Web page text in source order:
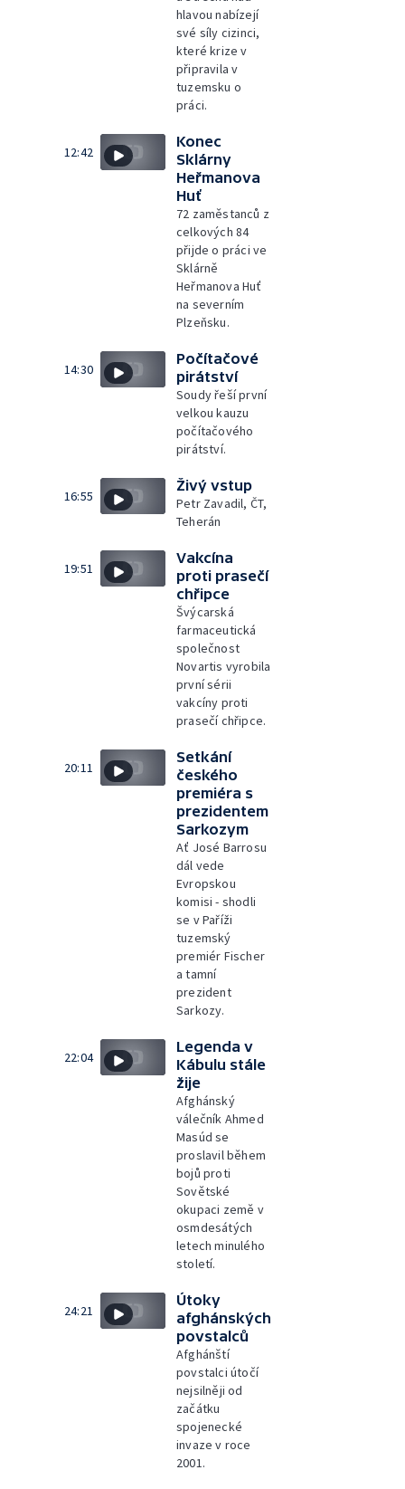
hlavou nabízejí
své síly cizinci,
které krize v
připravila v
tuzemsku o
práci.
12:42
Konec
Sklárny
Heřmanova
Huť
72 zaměstanců z
celkových 84
přijde o práci ve
Sklárně
Heřmanova Huť
na severním
Plzeňsku.
14:30
Počítačové
pirátství
Soudy řeší první
velkou kauzu
počítačového
pirátství.
16:55
Živý vstup
Petr Zavadil, ČT,
Teherán
19:51
Vakcína
proti prasečí
chřipce
Švýcarská
farmaceutická
společnost
Novartis vyrobila
první sérii
vakcíny proti
prasečí chřipce.
20:11
Setkání
českého
premiéra s
prezidentem
Sarkozym
Ať José Barrosu
dál vede
Evropskou
komisi - shodli
se v Paříži
tuzemský
premiér Fischer
a tamní
prezident
Sarkozy.
22:04
Legenda v
Kábulu stále
žije
Afghánský
válečník Ahmed
Masúd se
proslavil během
bojů proti
Sovětské
okupaci země v
osmdesátých
letech minulého
století.
24:21
Útoky
afghánských
povstalců
Afghánští
povstalci útočí
nejsilněji od
začátku
spojenecké
invaze v roce
2001.